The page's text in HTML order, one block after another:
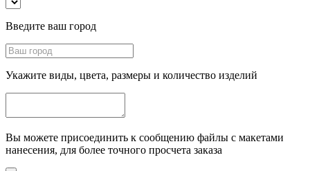
Введите ваш город
Укажите виды, цвета, размеры и количество изделий
Вы можете присоединить к сообщению файлы с макетами
нанесения, для более точного просчета заказа